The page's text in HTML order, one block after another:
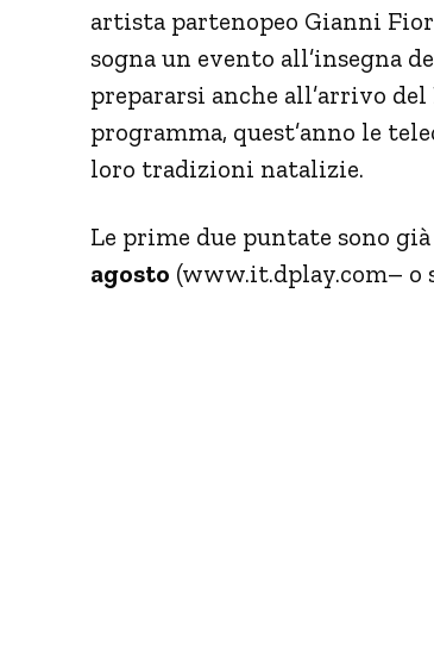
artista partenopeo Gianni
sogna un evento all’insegna
prepararsi anche all’arrivo
programma, quest’anno le
loro tradizioni natalizie.
Le prime due puntate sono
agosto (www.it.dplay.com– o